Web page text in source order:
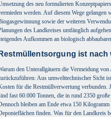
des neu formulierten
werden. Auf diesem Wege
sowie der weiteren
des Landkreises umfänglich
Aufkommen an biologisch
Restmüllentsorgung ist nach
den Unterallgäuern die Vermeidung
Aus umwelttechnischer Sicht
für die Restmüllverwertung
fast 60.000 Tonnen, die in rund 2350
bleiben am Ende etwa 150
finden. Was für den Landkreis